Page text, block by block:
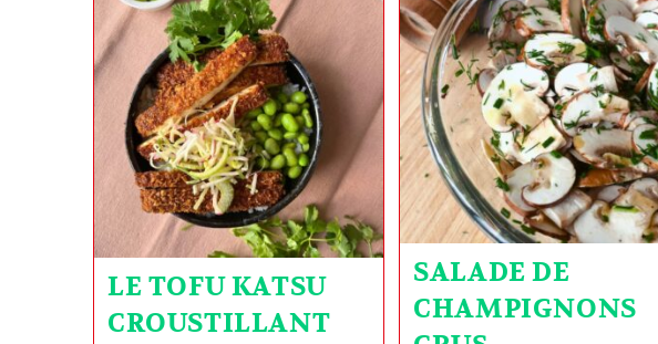
SALADE DE
CHAMPIGNONS
LE TOFU KATSU
CROUSTILLANT